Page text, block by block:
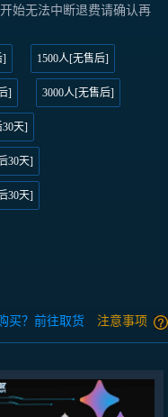
始无法中断退费请确认再
] 1500人[无售后]
] 3000人[无售后]
30天]
30天]
30天]
买？前往取货 注意事项